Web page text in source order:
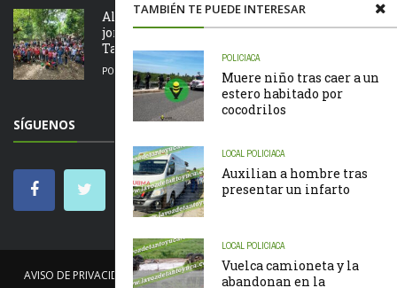
TAMBIÉN TE PUEDE INTERESAR
POLICIACA
Muere niño tras caer a un
estero habitado por
cocodrilos
LOCAL POLICIACA
Auxilian a hombre tras
presentar un infarto
LOCAL POLICIACA
Vuelca camioneta y la
abandonan en la
Alcalde Roberto San Román encabeza
jornada de Tequio en el Parque Ecológico de
Tametate
POR LA REDACCIÓN 07/08/2026
SÍGUENOS
AVISO DE PRIVACIDAD NOSOTROS NOTICIAS CÓDIGO DE ÉTICA